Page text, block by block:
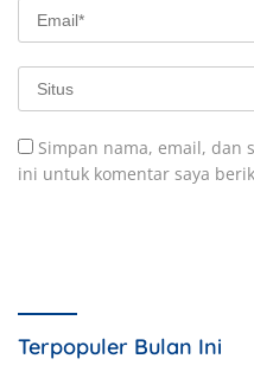
Simpan nama, email, dan
ini untuk komentar saya
Terpopuler Bulan Ini